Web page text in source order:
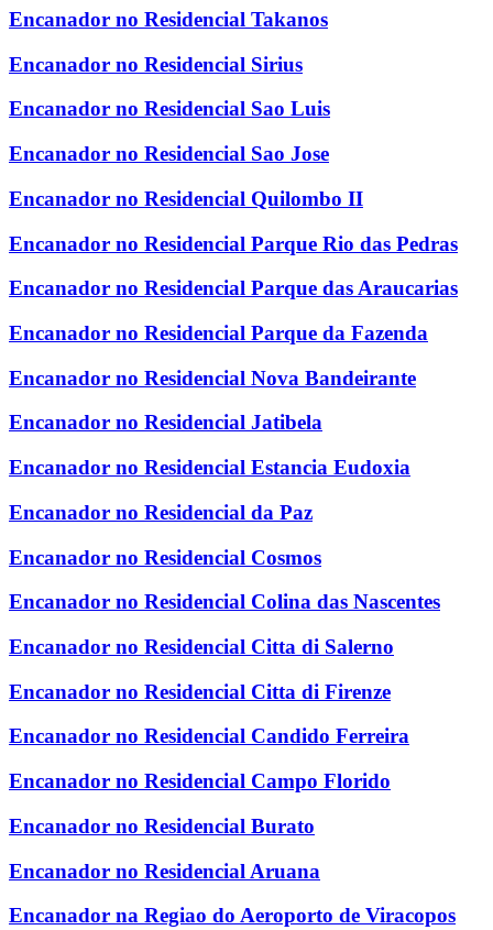
Encanador no Residencial Takanos
Encanador no Residencial Sirius
Encanador no Residencial Sao Luis
Encanador no Residencial Sao Jose
Encanador no Residencial Quilombo II
Encanador no Residencial Parque Rio das Pedras
Encanador no Residencial Parque das Araucarias
Encanador no Residencial Parque da Fazenda
Encanador no Residencial Nova Bandeirante
Encanador no Residencial Jatibela
Encanador no Residencial Estancia Eudoxia
Encanador no Residencial da Paz
Encanador no Residencial Cosmos
Encanador no Residencial Colina das Nascentes
Encanador no Residencial Citta di Salerno
Encanador no Residencial Citta di Firenze
Encanador no Residencial Candido Ferreira
Encanador no Residencial Campo Florido
Encanador no Residencial Burato
Encanador no Residencial Aruana
Encanador na Regiao do Aeroporto de Viracopos